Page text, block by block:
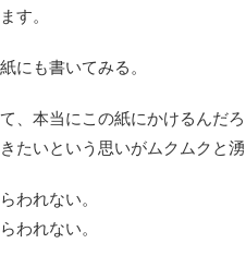
す。
にも書いてみる。
、本当にこの紙にかけるんだろ
たいという思いがムクムクと湧
われない。
われない。